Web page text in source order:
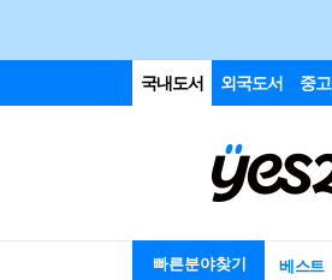
국내도서 외국도서 중
빠른분야찾기 베스트